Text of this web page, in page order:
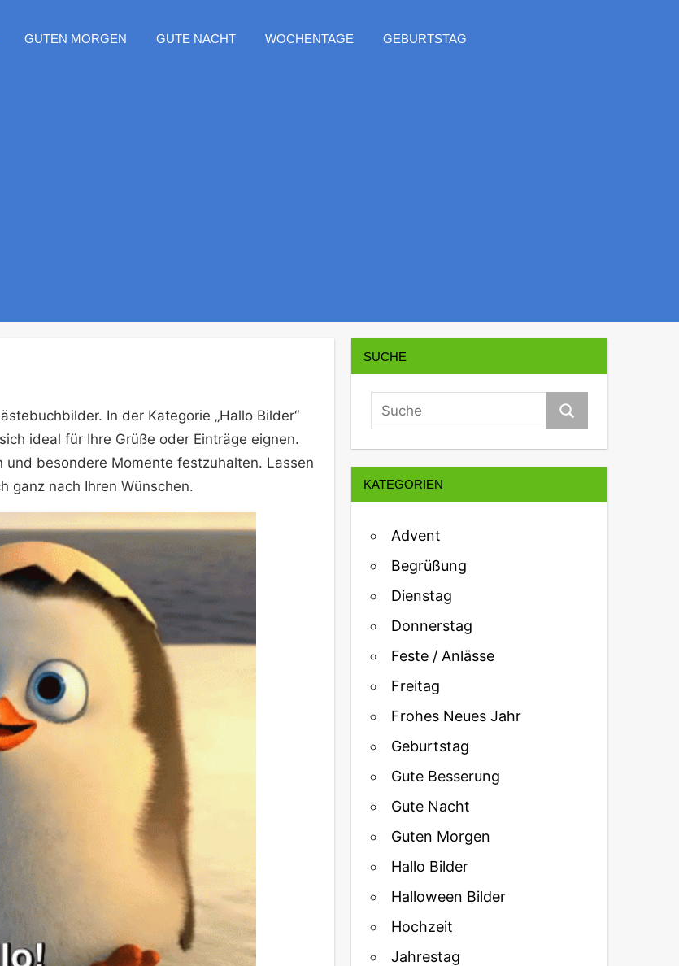
GUTEN MORGEN GUTE NACHT WOCHENTAGE GEBURTSTAG
In der Kategorie „Hallo Bilder“
ideal für Ihre Grüße oder Einträge eignen.
besondere Momente festzuhalten. Lassen
ganz nach Ihren Wünschen.
SUCHE
KATEGORIEN
Advent
Begrüßung
Dienstag
Donnerstag
Feste / Anlässe
Freitag
Frohes Neues Jahr
Geburtstag
Gute Besserung
Gute Nacht
Guten Morgen
Hallo Bilder
Halloween Bilder
Hochzeit
Jahrestag